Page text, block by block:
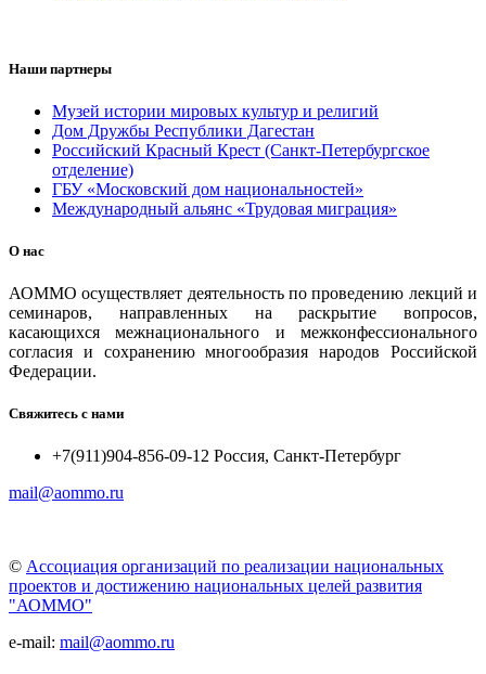
Наши партнеры
Музей истории мировых культур и религий
Дом Дружбы Республики Дагестан
Российский Красный Крест (Санкт-Петербургское
отделение)
ГБУ «Московский дом национальностей»
Международный альянс «Трудовая миграция»
О нас
АОММО осуществляет деятельность по проведению лекций и
семинаров, направленных на раскрытие вопросов,
касающихся межнационального и межконфессионального
согласия и сохранению многообразия народов Российской
Федерации.
Свяжитесь с нами
+7(911)904-856-09-12 Россия, Санкт-Петербург
mail@aommo.ru
© Ассоциация организаций по реализации национальных
проектов и достижению национальных целей развития
"АОММО"
e-mail: mail@aommo.ru